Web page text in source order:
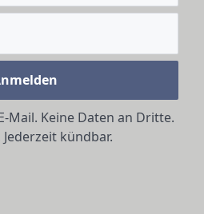
Mail. Keine Daten an Dritte.
kündbar.